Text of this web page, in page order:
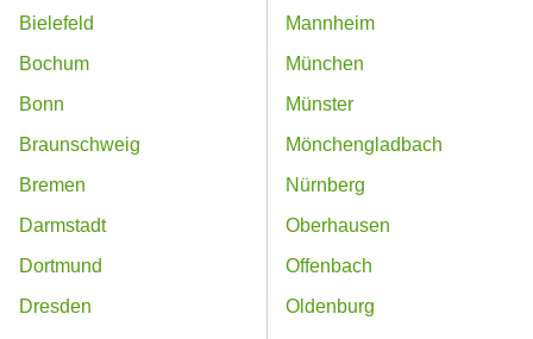
Bielefeld
Bochum
Bonn
Braunschweig
Bremen
Darmstadt
Dortmund
Dresden
Mannheim
München
Münster
Mönchengladbach
Nürnberg
Oberhausen
Offenbach
Oldenburg